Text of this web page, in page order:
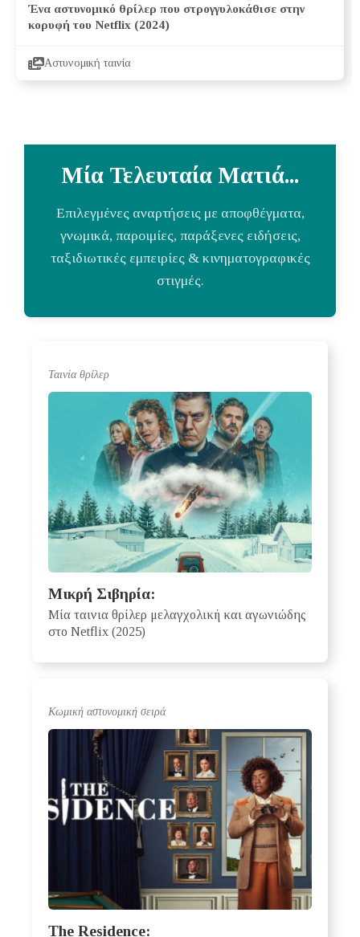
Ένα αστυνομικό θρίλερ που στρογγυλοκάθισε στην
κορυφή του Netflix (2024)
Αστυνομική ταινία
Μία Τελευταία Ματιά...
Επιλεγμένες αναρτήσεις με αποφθέγματα,
γνωμικά, παροιμίες, παράξενες ειδήσεις,
ταξιδιωτικές εμπειρίες & κινηματογραφικές
στιγμές.
Ταινία θρίλερ
Μικρή Σιβηρία:
Μία ταινια θρίλερ μελαγχολική και αγωνιώδης
στο Netflix (2025)
Κωμική αστυνομική σειρά
The Residence: